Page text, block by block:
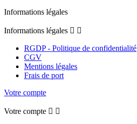
Informations légales
Informations légales  
RGDP - Politique de confidentialité
CGV
Mentions légales
Frais de port
Votre compte
Votre compte  